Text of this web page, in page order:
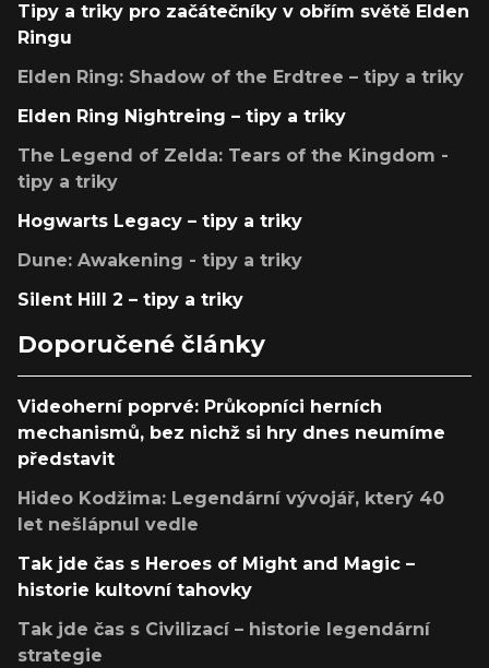
Tipy a triky pro začátečníky v obřím světě Elden
Ringu
Elden Ring: Shadow of the Erdtree – tipy a triky
Elden Ring Nightreing – tipy a triky
The Legend of Zelda: Tears of the Kingdom -
tipy a triky
Hogwarts Legacy – tipy a triky
Dune: Awakening - tipy a triky
Silent Hill 2 – tipy a triky
Doporučené články
Videoherní poprvé: Průkopníci herních
mechanismů, bez nichž si hry dnes neumíme
představit
Hideo Kodžima: Legendární vývojář, který 40
let nešlápnul vedle
Tak jde čas s Heroes of Might and Magic –
historie kultovní tahovky
Tak jde čas s Civilizací – historie legendární
strategie